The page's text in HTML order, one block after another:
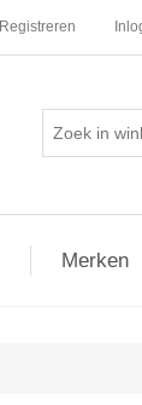
Registreren
Merken